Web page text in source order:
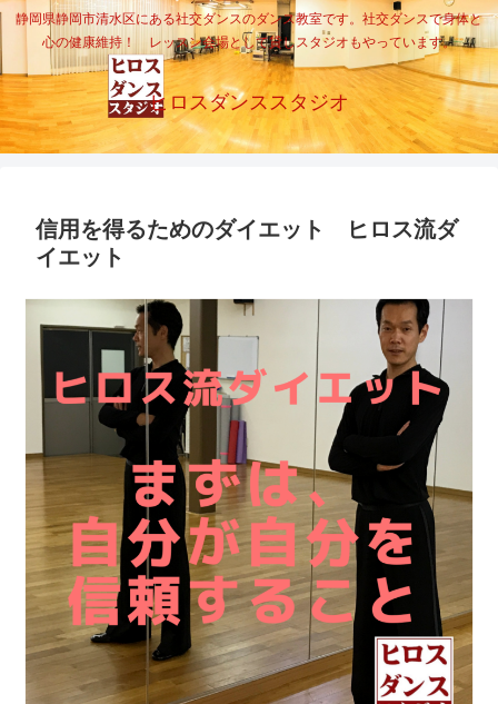
静岡県静岡市清水区にある社交ダンスのダンス教室です。社交ダンスで身体と
心の健康維持！ レッスン会場として貸しスタジオもやっています。
ヒロスダンススタジオ
信用を得るためのダイエット ヒロス流ダ
イエット